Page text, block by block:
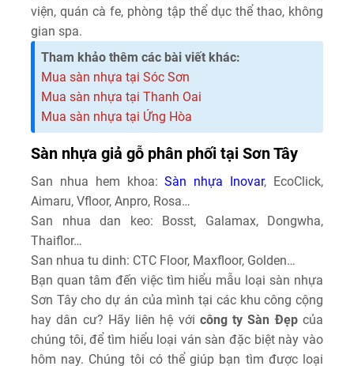
viện, quán cà fe, phòng tập thể dục thể thao, không
gian spa.
Tham khảo thêm các bài viết khác:
Mua sàn nhựa tại Sóc Sơn
Mua sàn nhựa tại Thanh Oai
Mua sàn nhựa tại Ứng Hòa
Sàn nhựa giả gỗ phân phối tại Sơn Tây
San nhua hem khoa:Sàn nhựa Inovar, EcoClick,
Aimaru, Vfloor, Anpro, Rosa…
San nhua dan keo: Bosst, Galamax, Dongwha,
Thaiflor…
San nhua tu dinh: CTC Floor, Maxfloor, Golden…
Bạn quan tâm đến việc tìm hiểu mẫu loại sàn nhựa
Sơn Tây cho dự án của mình tại các khu công cộng
hay dân cư? Hãy liên hệ với công ty Sàn Đẹpcủa
chúng tôi, để tìm hiểu loại ván sàn đặc biệt này vào
hôm nay. Chúng tôi có thể giúp bạn tìm được loại